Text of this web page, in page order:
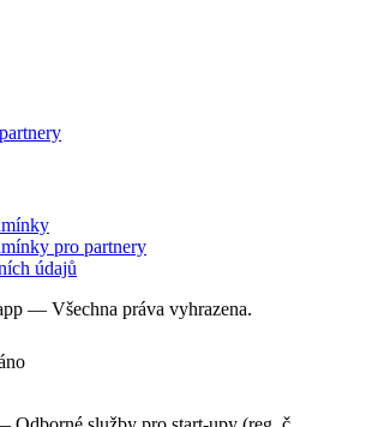
pro partnery
údajů
— Všechna práva vyhrazena.